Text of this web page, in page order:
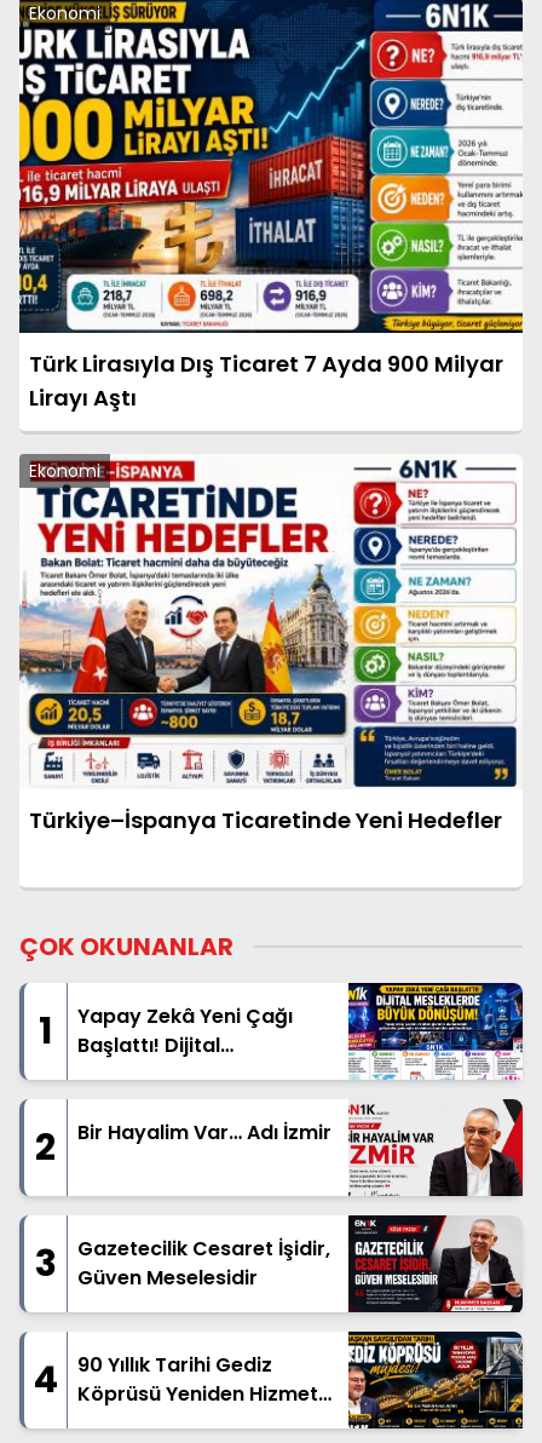
Ekonomi
Türk Lirasıyla Dış Ticaret 7 Ayda 900 Milyar
Lirayı Aştı
Ekonomi
Türkiye–İspanya Ticaretinde Yeni Hedefler
ÇOK OKUNANLAR
1
Yapay Zekâ Yeni Çağı
Başlattı! Dijital
Mesleklerde Büyük
2 Bir Hayalim Var… Adı İzmir
3
Gazetecilik Cesaret İşidir,
Güven Meselesidir
4
90 Yıllık Tarihi Gediz
Köprüsü Yeniden Hizmete
Açıldı